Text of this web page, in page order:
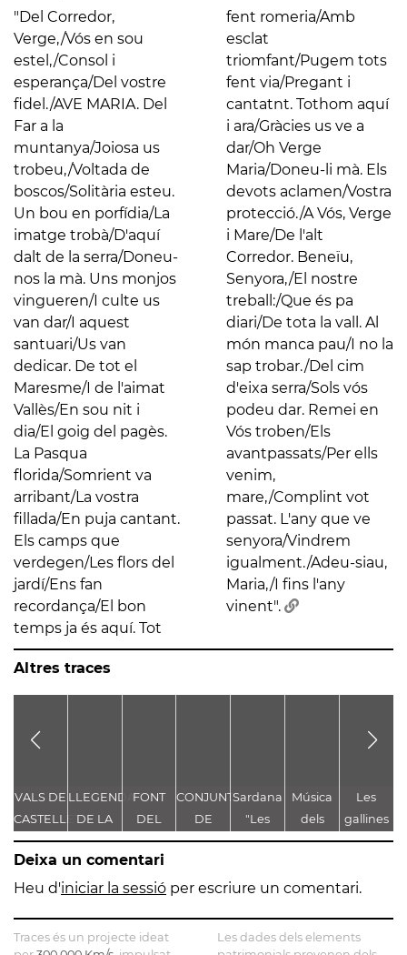
"Del Corredor,
Verge,/Vós en sou
estel,/Consol i
esperança/Del vostre
fidel./AVE MARIA. Del
Far a la
muntanya/Joiosa us
trobeu,/Voltada de
boscos/Solitària esteu.
Un bou en porfídia/La
imatge trobà/D'aquí
dalt de la serra/Doneu-
nos la mà. Uns monjos
vingueren/I culte us
van dar/I aquest
santuari/Us van
dedicar. De tot el
Maresme/I de l'aimat
Vallès/En sou nit i
dia/El goig del pagès.
La Pasqua
florida/Somrient va
arribant/La vostra
fillada/En puja cantant.
Els camps que
verdegen/Les flors del
jardí/Ens fan
recordança/El bon
temps ja és aquí. Tot
fent romeria/Amb
esclat
triomfant/Pugem tots
fent via/Pregant i
cantatnt. Tothom aquí
i ara/Gràcies us ve a
dar/Oh Verge
Maria/Doneu-li mà. Els
devots aclamen/Vostra
protecció./A Vós, Verge
i Mare/De l'alt
Corredor. Beneïu,
Senyora,/El nostre
treball:/Que és pa
diari/De tota la vall. Al
món manca pau/I no la
sap trobar./Del cim
d'eixa serra/Sols vós
podeu dar. Remei en
Vós troben/Els
avantpassats/Per ells
venim,
mare,/Complint vot
passat. L'any que ve
senyora/Vindrem
igualment./Adeu-siau,
Maria,/I fins l'any
vinent".
Altres traces
VALS DE
CASTELLET
LLEGENDA
DE LA
TROBALLA
DE LA
MARE
CASTELLET
FONT
DEL
CUNILL
CONJUNT
DE
LLEGENDES
AL CAMÍ
Sardana
"Les
puntaires
de
Música
dels
Pastorets
Les
gallines
del corral
Deixa un comentari
Heu d'iniciar la sessió per escriure un comentari.
Traces és un projecte ideat
Les dades dels elements